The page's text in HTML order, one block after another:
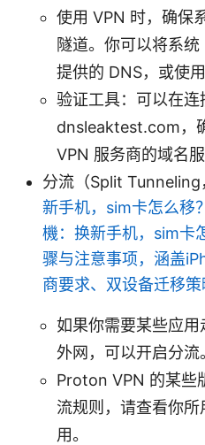
使用 VPN 时，确保
隧道。你可以将系
提供的 DNS，或使
验证工具：可以在连
dnsleaktest.com，
VPN 服务商的域名服
分流（Split Tunneling
新手机，sim卡怎么移
機：换新手机，sim卡
骤与注意事项，涵盖
商要求、双设备迁移
如果你需要某些应
外网，可以开启分流
Proton VPN 的某些
流规则，请查看你
用。